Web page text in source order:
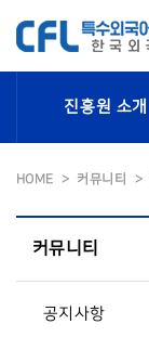
진흥원 소개
HOME 커뮤니티
커뮤니티
공지사항